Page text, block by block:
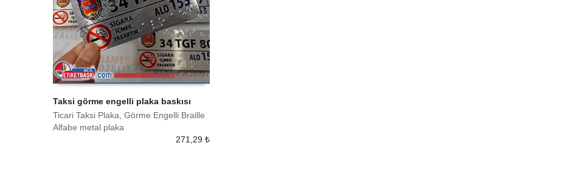
SEPETE EKLE
Taksi görme engelli plaka baskısı
Ticari Taksi Plaka, Görme Engelli Braille
Alfabe metal plaka
271,29 ₺